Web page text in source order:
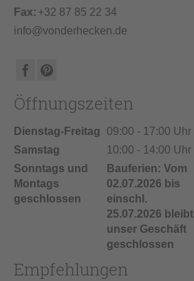
Fax: +32 87 85 22 34
info@vonderhecken.de
Öffnungszeiten
Dienstag-Freitag
09:00 - 17:00 Uhr
Samstag
10:00 - 14:00 Uhr
Sonntags und
Montags
geschlossen
Bauferien: Vom
02.07.2026 bis
einschl.
25.07.2026 bleibt
unser Geschäft
geschlossen
Empfehlungen